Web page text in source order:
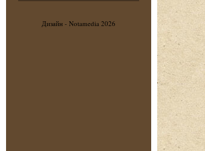
Дизайн - Notamedia 2026